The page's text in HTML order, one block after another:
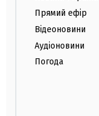
Прямий ефір
Відеоновини
Аудіоновини
Погода